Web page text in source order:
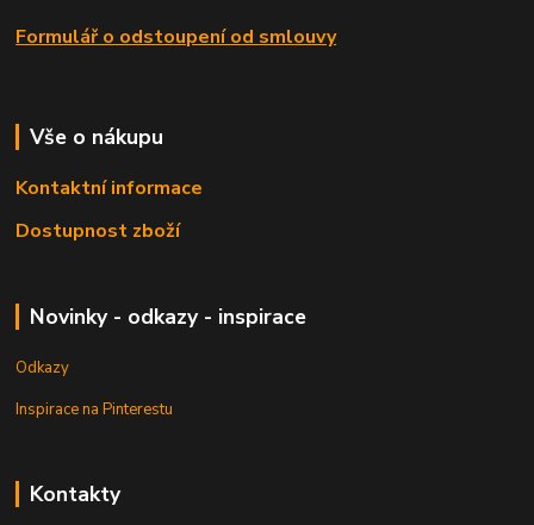
Formulář o odstoupení od smlouvy
Vše o nákupu
Kontaktní informace
Dostupnost zboží
Novinky - odkazy - inspirace
Odkazy
Inspirace na Pinterestu
Kontakty